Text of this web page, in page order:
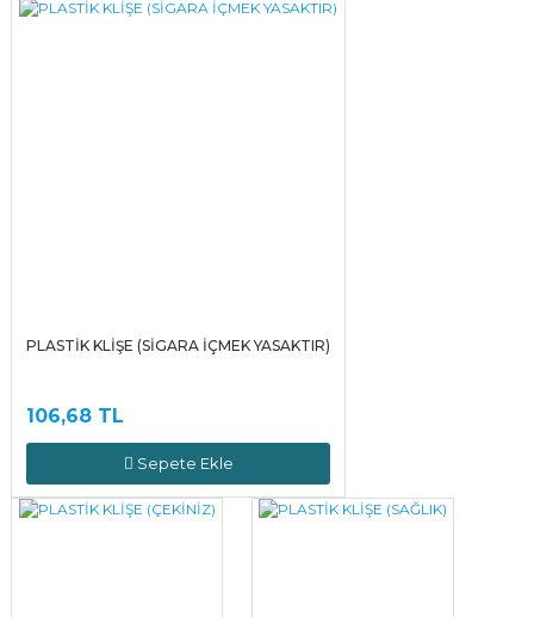
PLASTİK KLİŞE (SİGARA İÇMEK YASAKTIR)
106,68 TL
Sepete Ekle